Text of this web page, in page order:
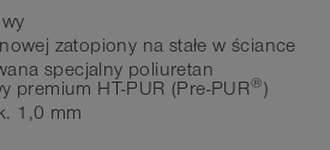
zatopiony na stałe w ściance
specjalny poliuretan
premium HT-PUR (Pre-PUR®)
1,0 mm